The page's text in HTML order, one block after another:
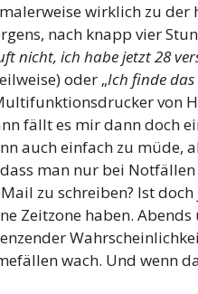
wirklich zu der
nach knapp vier
nicht, ich habe jetzt 28
oder „Ich finde
von
fällt es mir dann doch
auch einfach zu müde,
dass man nur bei
zu schreiben? Ist
Zeitzone haben.
wach. Und wenn